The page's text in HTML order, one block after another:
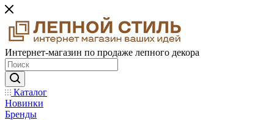
Интернет-магазин по продаже лепного декора
Каталог
Новинки
Бренды